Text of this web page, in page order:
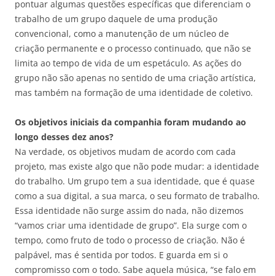
pontuar algumas questões específicas que diferenciam o
trabalho de um grupo daquele de uma produção
convencional, como a manutenção de um núcleo de
criação permanente e o processo continuado, que não se
limita ao tempo de vida de um espetáculo. As ações do
grupo não são apenas no sentido de uma criação artística,
mas também na formação de uma identidade de coletivo.
Os objetivos iniciais da companhia foram mudando ao
longo desses dez anos?
Na verdade, os objetivos mudam de acordo com cada
projeto, mas existe algo que não pode mudar: a identidade
do trabalho. Um grupo tem a sua identidade, que é quase
como a sua digital, a sua marca, o seu formato de trabalho.
Essa identidade não surge assim do nada, não dizemos
“vamos criar uma identidade de grupo”. Ela surge com o
tempo, como fruto de todo o processo de criação. Não é
palpável, mas é sentida por todos. E guarda em si o
compromisso com o todo. Sabe aquela música, “se falo em